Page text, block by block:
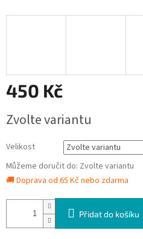
450 Kč
cena:
Zvolte variantu
Velikost
Můžeme doručit do: Zvolte variantu
🚚 Doprava od 65 Kč nebo zdarma
Přidat do košíku